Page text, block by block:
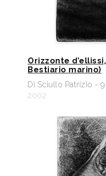
Orizzonte
Bestiario marino)
Di Sciullo Patrizio - 9
2002